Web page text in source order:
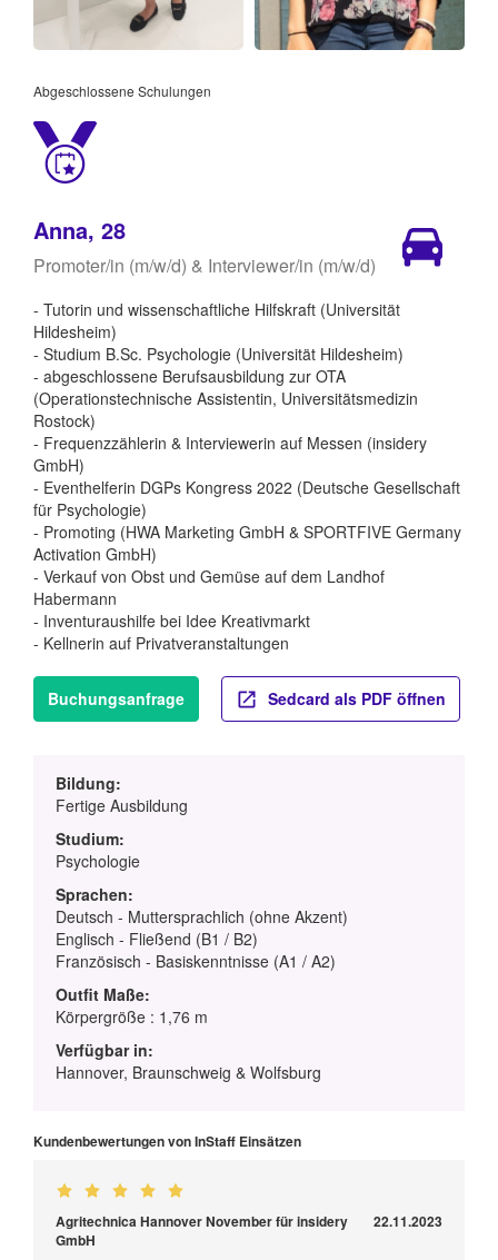
Abgeschlossene Schulungen
Anna, 28
Promoter/in (m/w/d) & Interviewer/in (m/w/d)
- Tutorin und wissenschaftliche Hilfskraft (Universität
Hildesheim)
- Studium B.Sc. Psychologie (Universität Hildesheim)
- abgeschlossene Berufsausbildung zur OTA
(Operationstechnische Assistentin, Universitätsmedizin
Rostock)
- Frequenzzählerin & Interviewerin auf Messen (insidery
GmbH)
- Eventhelferin DGPs Kongress 2022 (Deutsche Gesellschaft
für Psychologie)
- Promoting (HWA Marketing GmbH & SPORTFIVE Germany
Activation GmbH)
- Verkauf von Obst und Gemüse auf dem Landhof
Habermann
- Inventuraushilfe bei Idee Kreativmarkt
- Kellnerin auf Privatveranstaltungen
Buchungsanfrage Sedcard als PDF öffnen
Bildung:
Fertige Ausbildung
Studium:
Psychologie
Sprachen:
Deutsch - Muttersprachlich (ohne Akzent)
Englisch - Fließend (B1 / B2)
Französisch - Basiskenntnisse (A1 / A2)
Outfit Maße:
Körpergröße : 1,76 m
Verfügbar in:
Hannover, Braunschweig & Wolfsburg
Kundenbewertungen von InStaff Einsätzen
Agritechnica Hannover November für insidery
GmbH
22.11.2023